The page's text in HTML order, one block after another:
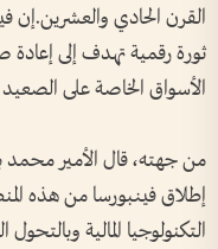
القرن الحادي
ثورة رقمية تهدف إلى
الأسواق الخاصة على الصعيد
من جهته، قال الأمير
إطلاق فينبورسا من هذه
التكنولوجيا المالية